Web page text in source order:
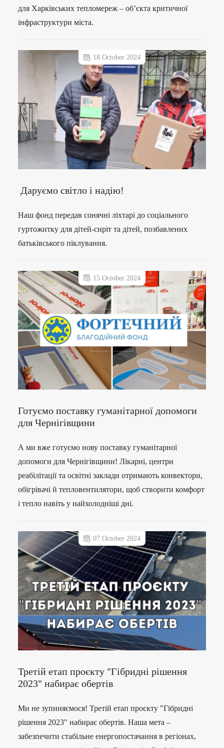
для Харківських тепломереж – об’єкта критичної
інфраструктури міста.
18 October 2024
Даруємо світло і надію!
Наш фонд передав сонячні ліхтарі до соціального
гуртожитку для дітей-сиріт та дітей, позбавлених
батьківського піклування.
15 October 2024
Готуємо поставку гуманітарної допомоги
для Чернігівщини
А ми вже готуємо нову поставку гуманітарної
допомоги для Чернігівщини! Лікарні, центри
реабілітації та освітні заклади отримають конвектори,
обігрівачі й тепловентилятори, щоб створити комфорт
і тепло навіть у найхолодніші дні.
07 October 2024
Третій етап проєкту "Гібридні рішення
2023" набирає обертів
Ми не зупиняємося! Третій етап проєкту "Гібридні
рішення 2023" набирає обертів. Наша мета –
забезпечити стабільне енергопостачання в регіонах,